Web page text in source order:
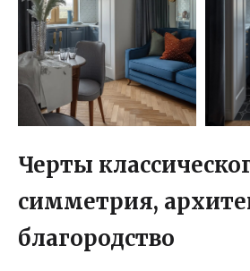
Черты
симметрия,
благородство